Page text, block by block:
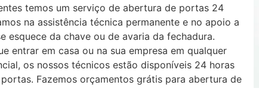
temos um serviço de abertura de portas 24
na assistência técnica permanente e no apoio a
esquece da chave ou de avaria da fechadura.
entrar em casa ou na sua empresa em qualquer
os nossos técnicos estão disponíveis 24 horas
Fazemos orçamentos grátis para abertura de